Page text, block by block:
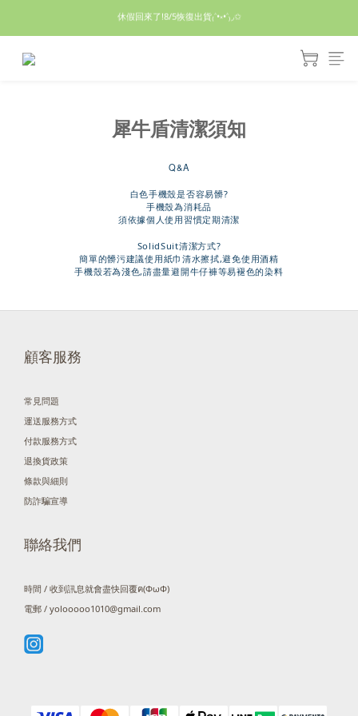
休假回來了!8/5恢復出貨₍˄•༝•˄₎◞✩
休假回來了!8/5恢復出貨₍˄•༝•˄₎◞✩
休假回來了!8/5恢復出貨₍˄•༝•˄₎◞✩
犀牛盾清潔須知
Q&A
白色手機殼是否容易髒?
手機殼為消耗品
須依據個人使用習慣定期清潔
SolidSuit清潔方式?
簡單的髒污建議使用紙巾清水擦拭,避免使用酒精
手機殼若為淺色,請盡量避開牛仔褲等易褪色的染料
顧客服務
常見問題
運送服務方式
付款服務方式
退換貨政策
條款與細則
防詐騙宣導
聯絡我們
時間 / 收到訊息就會盡快回覆ฅ(ΦωΦ)
電郵 / yolooooo1010@gmail.com